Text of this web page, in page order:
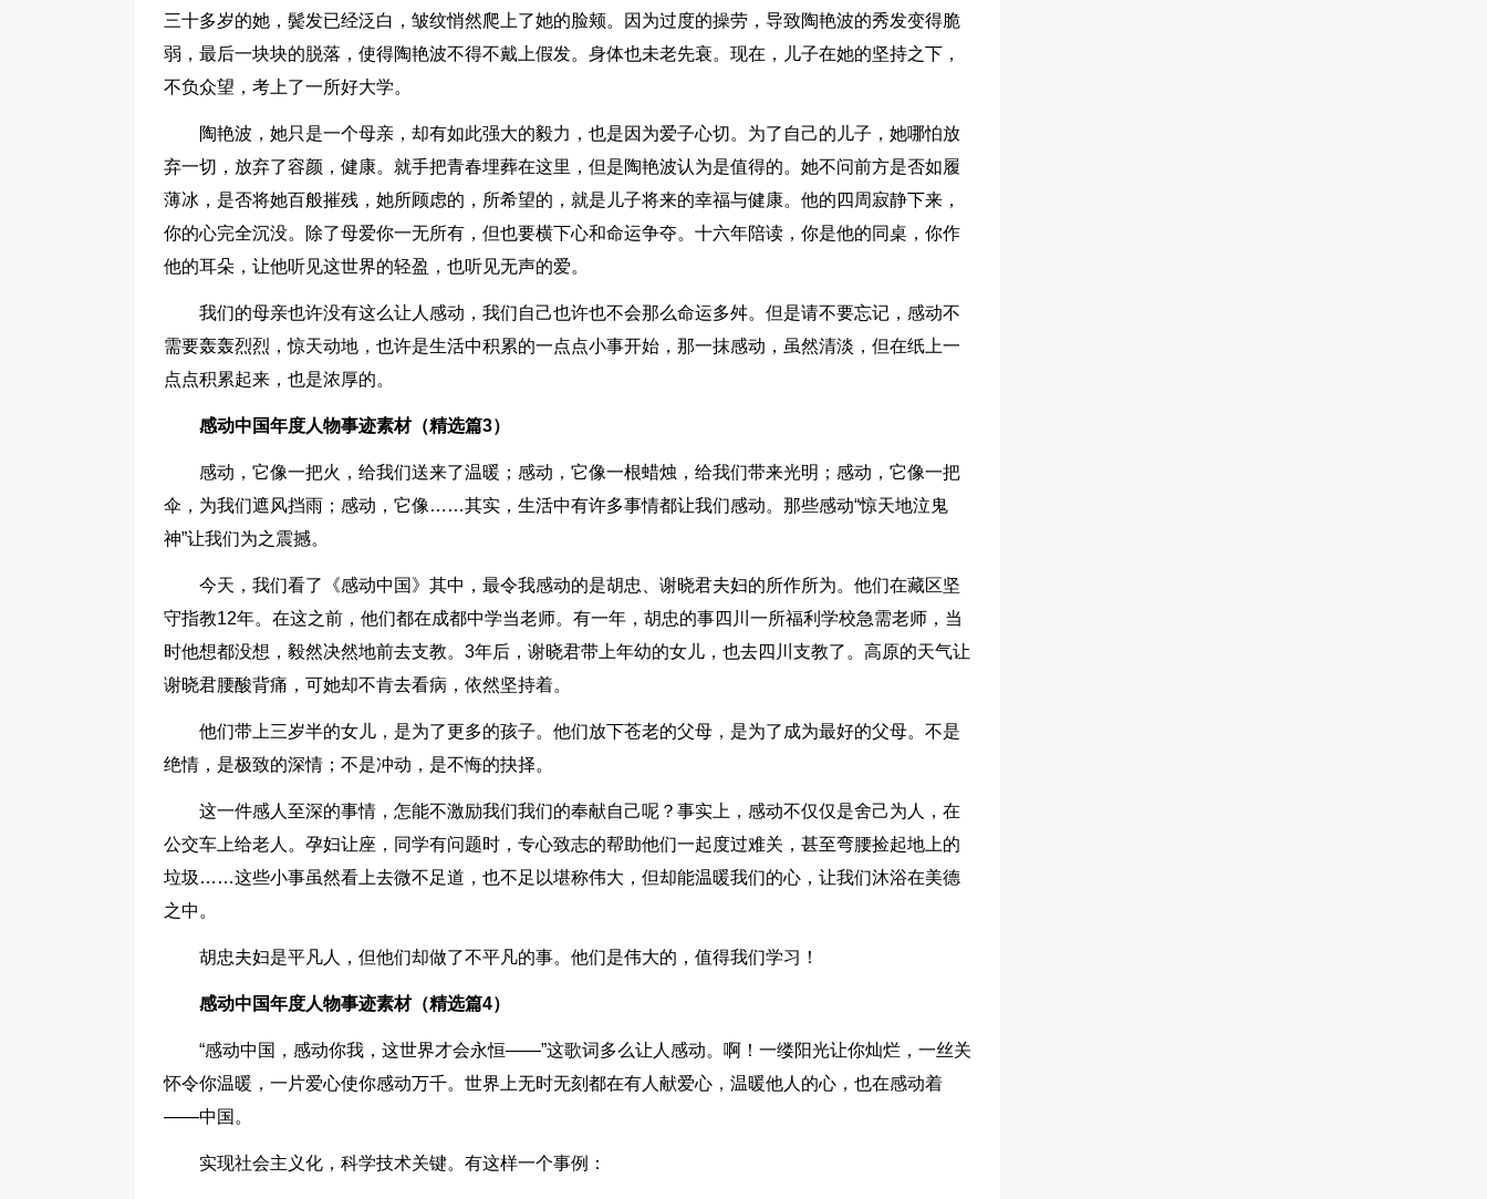
三十多岁的她，鬓发已经泛白，皱纹悄然爬上了她的脸颊。因为过度的操劳，导致陶艳波的秀发变得脆
弱，最后一块块的脱落，使得陶艳波不得不戴上假发。身体也未老先衰。现在，儿子在她的坚持之下，
不负众望，考上了一所好大学。
陶艳波，她只是一个母亲，却有如此强大的毅力，也是因为爱子心切。为了自己的儿子，她哪怕放
弃一切，放弃了容颜，健康。就手把青春埋葬在这里，但是陶艳波认为是值得的。她不问前方是否如履
薄冰，是否将她百般摧残，她所顾虑的，所希望的，就是儿子将来的幸福与健康。他的四周寂静下来，
你的心完全沉没。除了母爱你一无所有，但也要横下心和命运争夺。十六年陪读，你是他的同桌，你作
他的耳朵，让他听见这世界的轻盈，也听见无声的爱。
我们的母亲也许没有这么让人感动，我们自己也许也不会那么命运多舛。但是请不要忘记，感动不
需要轰轰烈烈，惊天动地，也许是生活中积累的一点点小事开始，那一抹感动，虽然清淡，但在纸上一
点点积累起来，也是浓厚的。
感动中国年度人物事迹素材（精选篇3）
感动，它像一把火，给我们送来了温暖；感动，它像一根蜡烛，给我们带来光明；感动，它像一把
伞，为我们遮风挡雨；感动，它像……其实，生活中有许多事情都让我们感动。那些感动“惊天地泣鬼
神”让我们为之震撼。
今天，我们看了《感动中国》其中，最令我感动的是胡忠、谢晓君夫妇的所作所为。他们在藏区坚
守指教12年。在这之前，他们都在成都中学当老师。有一年，胡忠的事四川一所福利学校急需老师，当
时他想都没想，毅然决然地前去支教。3年后，谢晓君带上年幼的女儿，也去四川支教了。高原的天气让
谢晓君腰酸背痛，可她却不肯去看病，依然坚持着。
他们带上三岁半的女儿，是为了更多的孩子。他们放下苍老的父母，是为了成为最好的父母。不是
绝情，是极致的深情；不是冲动，是不悔的抉择。
这一件感人至深的事情，怎能不激励我们我们的奉献自己呢？事实上，感动不仅仅是舍己为人，在
公交车上给老人。孕妇让座，同学有问题时，专心致志的帮助他们一起度过难关，甚至弯腰捡起地上的
垃圾……这些小事虽然看上去微不足道，也不足以堪称伟大，但却能温暖我们的心，让我们沐浴在美德
之中。
胡忠夫妇是平凡人，但他们却做了不平凡的事。他们是伟大的，值得我们学习！
感动中国年度人物事迹素材（精选篇4）
“感动中国，感动你我，这世界才会永恒——”这歌词多么让人感动。啊！一缕阳光让你灿烂，一丝关
怀令你温暖，一片爱心使你感动万千。世界上无时无刻都在有人献爱心，温暖他人的心，也在感动着
——中国。
实现社会主义化，科学技术关键。有这样一个事例：